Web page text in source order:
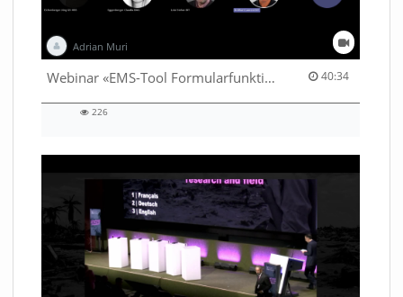
Adrian Muri
Webinar «EMS-Tool Formularfunktion» 40:34
40:34 duration
226